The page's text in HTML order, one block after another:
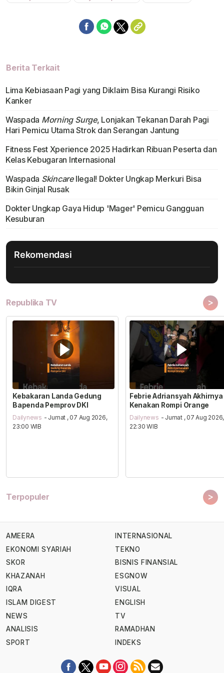
Berita Terkait
Lima Kebiasaan Pagi yang Diklaim Bisa Kurangi Risiko
Kanker
Waspada Morning Surge, Lonjakan Tekanan Darah Pagi
Hari Pemicu Utama Strok dan Serangan Jantung
Fitness Fest Xperience 2025 Hadirkan Ribuan Peserta dan
Kelas Kebugaran Internasional
Waspada SkincareIlegal! Dokter Ungkap Merkuri Bisa
Bikin Ginjal Rusak
Dokter Ungkap Gaya Hidup 'Mager' Pemicu Gangguan
Kesuburan
Rekomendasi
Republika TV >
Kebakaran Landa Gedung
Bapenda Pemprov DKI
Dailynews - Jumat , 07 Aug 2026,
23:00 WIB
Febrie Adriansyah Akhirnya
Kenakan Rompi Orange
Dailynews - Jumat , 07 Aug 2026,
22:30 WIB
Terpopuler >
AMEERA
EKONOMI SYARIAH
SKOR
KHAZANAH
IQRA
ISLAM DIGEST
NEWS
ANALISIS
SPORT
INTERNASIONAL
TEKNO
BISNIS FINANSIAL
ESGNOW
VISUAL
ENGLISH
TV
RAMADHAN
INDEKS